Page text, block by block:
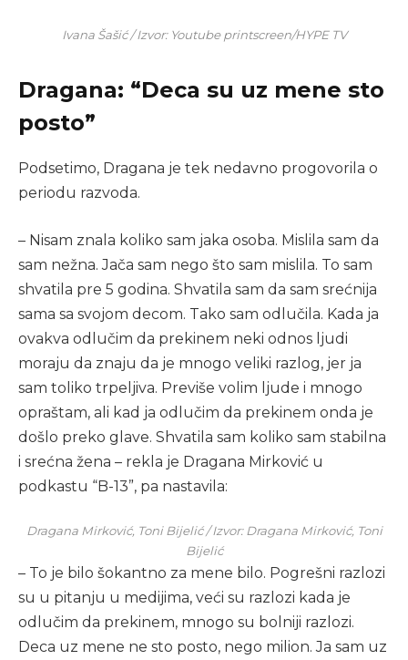
Ivana Šašić / Izvor: Youtube printscreen/HYPE TV
Dragana: “Deca su uz mene sto
posto”
Podsetimo, Dragana je tek nedavno progovorila o
periodu razvoda.
– Nisam znala koliko sam jaka osoba. Mislila sam da
sam nežna. Jača sam nego što sam mislila. To sam
shvatila pre 5 godina. Shvatila sam da sam srećnija
sama sa svojom decom. Tako sam odlučila. Kada ja
ovakva odlučim da prekinem neki odnos ljudi
moraju da znaju da je mnogo veliki razlog, jer ja
sam toliko trpeljiva. Previše volim ljude i mnogo
opraštam, ali kad ja odlučim da prekinem onda je
došlo preko glave. Shvatila sam koliko sam stabilna
i srećna žena – rekla je Dragana Mirković u
podkastu “B-13”, pa nastavila:
Dragana Mirković, Toni Bijelić / Izvor: Dragana Mirković, Toni
Bijelić
– To je bilo šokantno za mene bilo. Pogrešni razlozi
su u pitanju u medijima, veći su razlozi kada je
odlučim da prekinem, mnogo su bolniji razlozi.
Deca uz mene ne sto posto, nego milion. Ja sam uz